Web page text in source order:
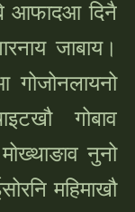
बे आफादआ दिनै
जाबाय।
गोजोनलायनो
गोबाव
नुनो
महिमाखौ